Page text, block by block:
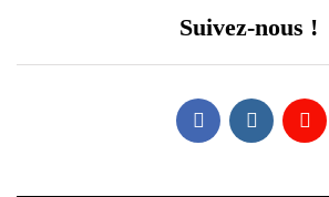
Suivez-nous !